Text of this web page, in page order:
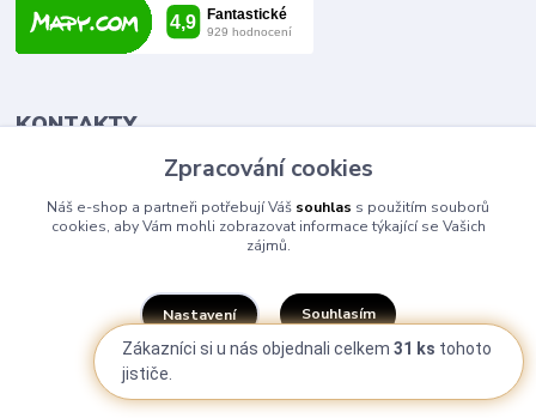
KONTAKTY
Tomáš Vlček
+420 702 090 443
volejte od 9,00 - 20,00 hod
info@elektromaterial.cz
Zpracování cookies
Náš e-shop a partneři potřebují Váš souhlas s použitím souborů
cookies, aby Vám mohli zobrazovat informace týkající se Vašich
zájmů.
Nastavení Souhlasím
Souhlas můžete odmítnout
Zákazníci si u nás objednali celkem 31 ks tohoto
jističe.